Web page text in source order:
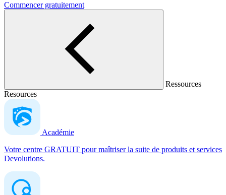
Commencer gratuitement
Ressources
Resources
Académie
Votre centre GRATUIT pour maîtriser la suite de produits et services
Devolutions.